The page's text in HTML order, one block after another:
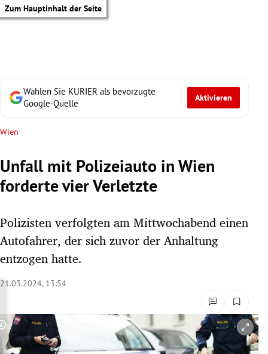
Zum Hauptinhalt der Seite
Untermenü
Untermenü
Untermenü
Wählen Sie KURIER als bevorzugte
Google-Quelle
Aktivieren
Wien
Unfall mit Polizeiauto in Wien
forderte vier Verletzte
Polizisten verfolgten am Mittwochabend einen
Autofahrer, der sich zuvor der Anhaltung
entzogen hatte.
21.03.2024, 13:54
Copyright-Hinweis öffnen/schließen